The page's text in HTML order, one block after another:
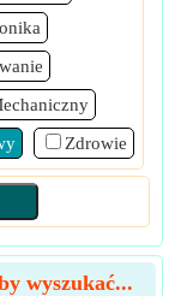
Zdrowie
wyszukać...